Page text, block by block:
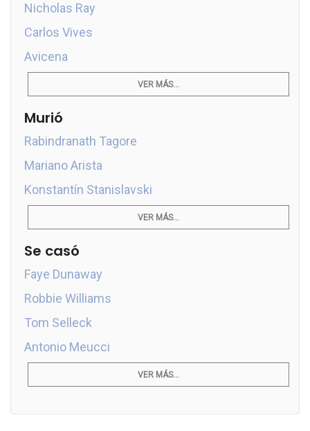
Nicholas Ray
Carlos Vives
Avicena
VER MÁS...
Murió
Rabindranath Tagore
Mariano Arista
Konstantín Stanislavski
VER MÁS...
Se casó
Faye Dunaway
Robbie Williams
Tom Selleck
Antonio Meucci
VER MÁS...